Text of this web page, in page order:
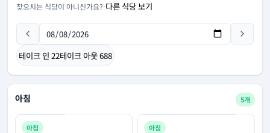
찾으시는 식당이 아니신가요?-다른 식당 보기
테이크 인 22테이크 아웃688
아침 5개
아침 아침